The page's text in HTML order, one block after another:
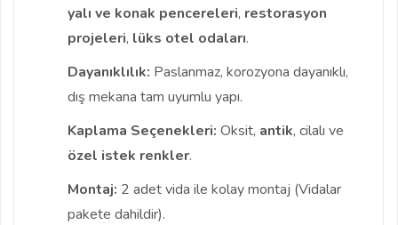
yalı ve konak pencereleri, restorasyon
projeleri, lüks otel odaları.
Dayanıklılık: Paslanmaz, korozyona dayanıklı,
dış mekana tam uyumlu yapı.
Kaplama Seçenekleri: Oksit, antik, cilalı ve
özel istek renkler.
Montaj: 2 adet vida ile kolay montaj (Vidalar
pakete dahildir).